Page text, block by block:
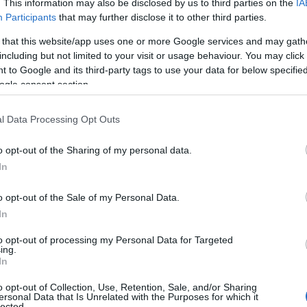
This information may also be disclosed by us to third parties on the
Participants that may further disclose it to other third parties.
that this website/app uses one or more Google services and may
but not limited to your visit or usage behaviour. You may
to Google and its third-party tags to use your data for below
consent section.
Data Processing Opt Outs
opt-out of the Sharing of my personal data.
opt-out of the Sale of my Personal Data.
opt-out of processing my Personal Data for Targeted
opt-out of Collection, Use, Retention, Sale, and/or Sharing
Data that Is Unrelated with the Purposes for which it
στο χωριό Λευκίμη Σουφλίου το
την Κομοτηνή και σπούδασε Ιατρική
Νομό Έβρου το 1974, με το
στο νομό Έβρου συνολικά 6
την εκλογή του λόγω ενστάσεων
ως Διοικητής Νοσοκομείων, είτε
τον παραιτηθέντα από τη
αφού εκείνος πήγε στην